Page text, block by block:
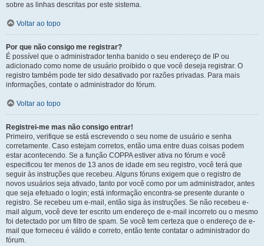
sobre as linhas descritas por este sistema.
Voltar ao topo
Por que não consigo me registrar?
É possível que o administrador tenha banido o seu endereço de IP ou
adicionado como nome de usuário proibido o que você deseja registrar. O
registro também pode ter sido desativado por razões privadas. Para mais
informações, contate o administrador do fórum.
Voltar ao topo
Registrei-me mas não consigo entrar!
Primeiro, verifique se está escrevendo o seu nome de usuário e senha
corretamente. Caso estejam corretos, então uma entre duas coisas podem
estar acontecendo. Se a função COPPA estiver ativa no fórum e você
especificou ter menos de 13 anos de idade em seu registro, você terá que
seguir às instruções que recebeu. Alguns fóruns exigem que o registro de
novos usuários seja ativado, tanto por você como por um administrador, antes
que seja efetuado o login; está informação encontra-se presente durante o
registro. Se recebeu um e-mail, então siga às instruções. Se não recebeu e-
mail algum, você deve ter escrito um endereço de e-mail incorreto ou o mesmo
foi detectado por um filtro de spam. Se você tem certeza que o endereço de e-
mail que forneceu é válido e correto, então tente contatar o administrador do
fórum.